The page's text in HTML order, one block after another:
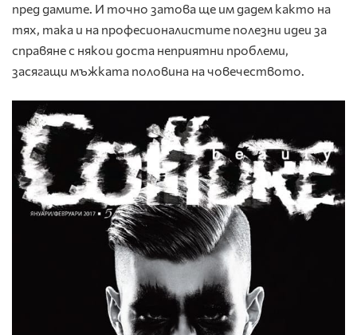
пред дамите. И точно затова ще им дадем както на
тях, така и на професионалистите полезни идеи за
справяне с някои доста неприятни проблеми,
засягащи мъжката половина на човечеството.